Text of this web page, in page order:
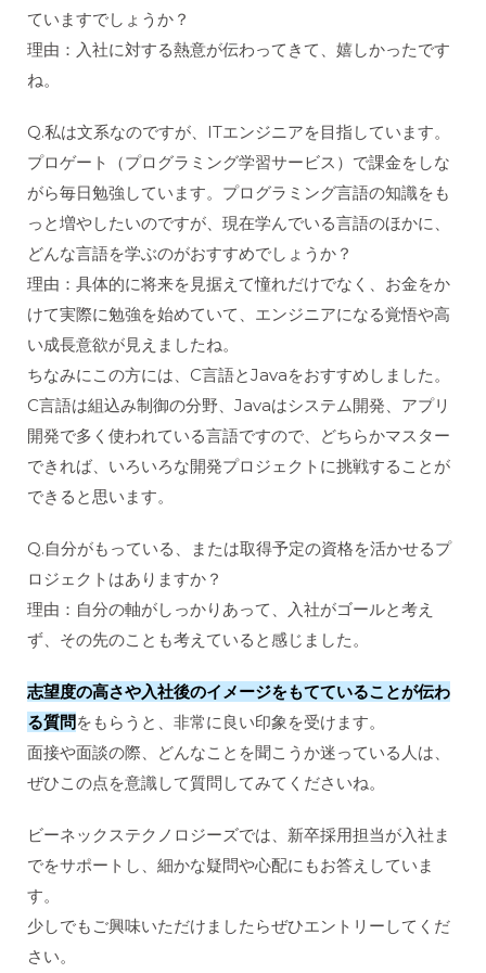
ていますでしょうか？
理由：入社に対する熱意が伝わってきて、嬉しかったです
ね。
Q.私は文系なのですが、ITエンジニアを目指しています。
プロゲート（プログラミング学習サービス）で課金をしな
がら毎日勉強しています。プログラミング言語の知識をも
っと増やしたいのですが、現在学んでいる言語のほかに、
どんな言語を学ぶのがおすすめでしょうか？
理由：具体的に将来を見据えて憧れだけでなく、お金をか
けて実際に勉強を始めていて、エンジニアになる覚悟や高
い成長意欲が見えましたね。
ちなみにこの方には、C言語とJavaをおすすめしました。
C言語は組込み制御の分野、Javaはシステム開発、アプリ
開発で多く使われている言語ですので、どちらかマスター
できれば、いろいろな開発プロジェクトに挑戦することが
できると思います。
Q.自分がもっている、または取得予定の資格を活かせるプ
ロジェクトはありますか？
理由：自分の軸がしっかりあって、入社がゴールと考え
ず、その先のことも考えていると感じました。
志望度の高さや入社後のイメージをもてていることが伝わ
る質問をもらうと、非常に良い印象を受けます。
面接や面談の際、どんなことを聞こうか迷っている人は、
ぜひこの点を意識して質問してみてくださいね。
ビーネックステクノロジーズでは、新卒採用担当が入社ま
でをサポートし、細かな疑問や心配にもお答えしていま
す。
少しでもご興味いただけましたらぜひエントリーしてくだ
さい。